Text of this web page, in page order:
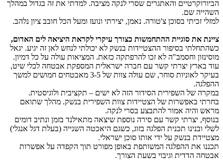
הביורוקרטיים והאתגרים שסרי לנקה מציבה. למדתי את זה בגדול במהלך
השהייה שם.
למזלי זכיתי בסוכן צ'טורה. נאמן, יצירתי ונועז ומעל הכל חובב ציון נלהב.
ציינת את סוגיית ההתחמשות כצורך עיקרי לקראת היציאה לים האדום,
כשהתחלתי בסיפור ההצטיידות בנשק לא יכולתי לנחש לאן זה יגיע. יגאל
מוסינזון וחסמב"ה לא זכו להרפתקה כזאת. המציאות עולה על כל דמיון.
עוד בארץ יצרתי קשר עם חברה ישראלית המספקת אבטחה לכלי שיט,
בעיקר לאוניות סוחר, שם עולה צוות של 3-5 מאבטחים חמושים למשך
ההפלגה.
במקרה של השפירית הסידור הזה לא ישים – תקציבית ולוגיסטית.
בחרתי באפשרות של הצטיידות צוות השפירית בנשק. מהלך שתואם
מראש והיה אמור להתבצע בסרי לנקה.
בנוסף, יצרתי קשר עם סירה נוספת שיצאה מתאילנד בזמן ונתיב דומים
לשלי ובנינו תכנית הפלגה בזוג, כשגם היאכטה השנייה (בעלת דגל אנגלי)
מצטיידת בנשק על ידי אותו סוכן ישראלי.
תכננו את ההפלגה המשותפת באופן מפורט תוך הקפדה על אפשרות
אבטחה הדדית וגיבוי בשעת הצורך.